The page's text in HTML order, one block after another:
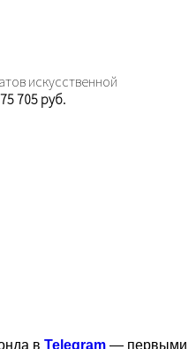
искусственной
75 705 руб.
в Telegram — первыми